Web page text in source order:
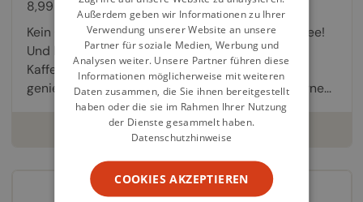
8,99 €
Kein Getränk der Welt hat so viel Magie wie Kaffee!
Und keine Auszeit ist so inspirierend wie die
Kaffeepause: Augen zu, das herrliche Aroma
genießen, sich vom unvergleichlichen Duft in ferne...
weiterlesen
Außerdem geben wir Informationen zu Ihrer
Verwendung unserer Website an unsere
Partner für soziale Medien, Werbung und
Analysen weiter. Unsere Partner führen diese
Informationen möglicherweise mit weiteren
Daten zusammen, die Sie ihnen bereitgestellt
haben oder die sie im Rahmen Ihrer Nutzung
der Dienste gesammelt haben.
Datenschutzhinweise
COOKIES AKZEPTIEREN